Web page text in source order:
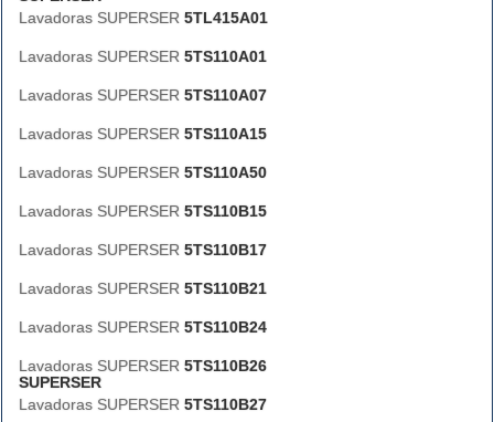
Lavadoras SUPERSER 5TL415A01
Lavadoras SUPERSER 5TS110A01
Lavadoras SUPERSER 5TS110A07
Lavadoras SUPERSER 5TS110A15
Lavadoras SUPERSER 5TS110A50
Lavadoras SUPERSER 5TS110B15
Lavadoras SUPERSER 5TS110B17
Lavadoras SUPERSER 5TS110B21
Lavadoras SUPERSER 5TS110B24
Lavadoras SUPERSER 5TS110B26
SUPERSER
Lavadoras SUPERSER 5TS110B27